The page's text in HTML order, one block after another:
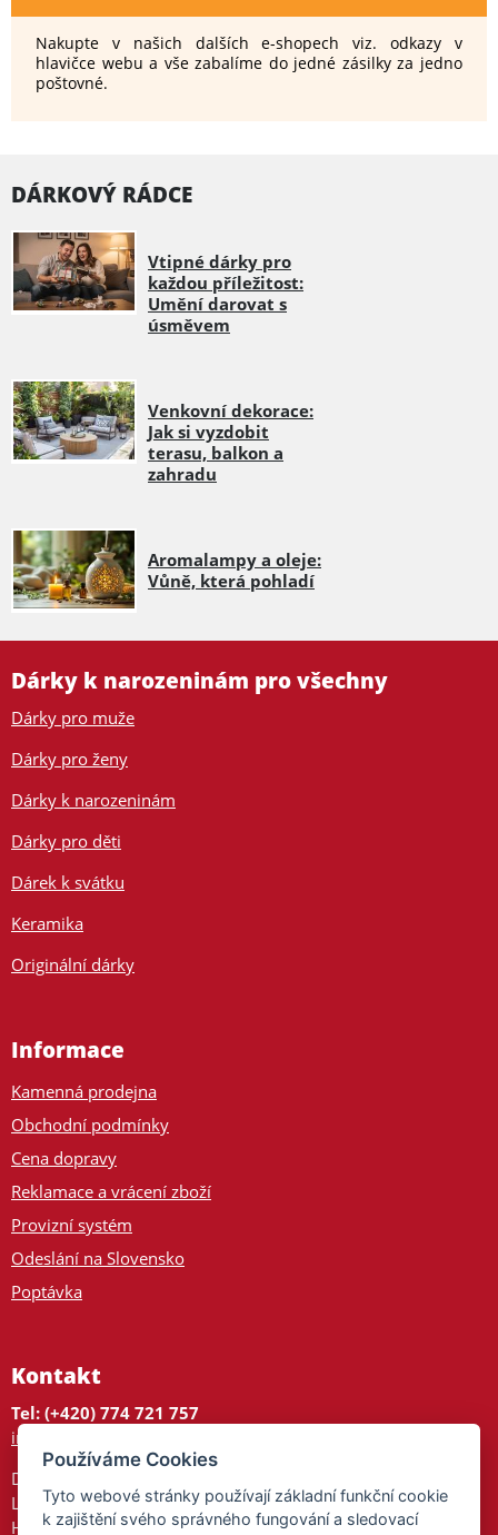
Nakupte v našich dalších e-shopech viz. odkazy v
hlavičce webu a vše zabalíme do jedné zásilky za jedno
poštovné.
DÁRKOVÝ RÁDCE
Vtipné dárky pro
každou příležitost:
Umění darovat s
úsměvem
Venkovní dekorace:
Jak si vyzdobit
terasu, balkon a
zahradu
Aromalampy a oleje:
Vůně, která pohladí
Dárky k narozeninám pro všechny
Dárky pro muže
Dárky pro ženy
Dárky k narozeninám
Dárky pro děti
Dárek k svátku
Keramika
Originální dárky
Informace
Kamenná prodejna
Obchodní podmínky
Cena dopravy
Reklamace a vrácení zboží
Provizní systém
Odeslání na Slovensko
Poptávka
Kontakt
Tel: (+420) 774 721 757
info@tajnedarky.cz
Dárkové centrum
Legionářů 2
Hodonín
Používáme Cookies
Tyto webové stránky používají základní funkční cookie
k zajištění svého správného fungování a sledovací